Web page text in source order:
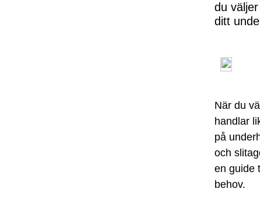
du
ditt
När du
handlar
på
och
en guide
behov.